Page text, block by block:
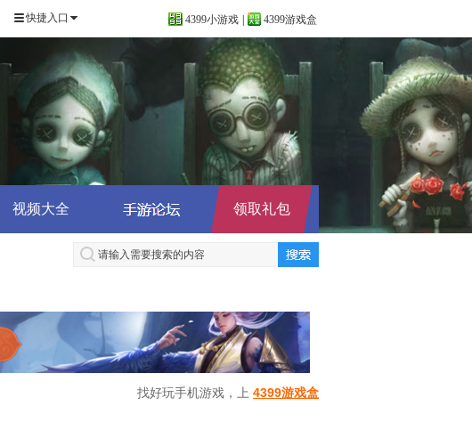
快捷入口 4399小游戏 4399游戏盒
视频大全 领取礼包
找好玩手机游戏，上 4399游戏盒